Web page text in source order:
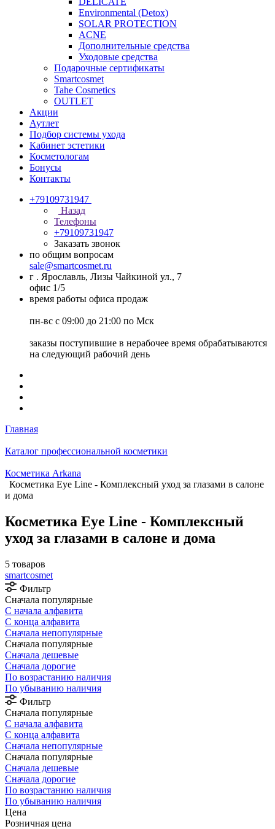
Environmental (Detox)
SOLAR PROTECTION
АCNE
Дополнительные средства
Уходовые средства
Подарочные сертификаты
Smartcosmet
Tahe Cosmetics
OUTLET
Акции
Аутлет
Подбор системы ухода
Кабинет эстетики
Косметологам
Бонусы
Контакты
+79109731947
Назад
Телефоны
+79109731947
Заказать звонок
по общим вопросам
sale@smartcosmet.ru
г . Ярославль, Лизы Чайкиной ул., 7
офис 1/5
время работы офиса продаж
пн-вс с 09:00 до 21:00 по Мск
заказы поступившие в нерабочее время обрабатываются
на следующий рабочий день
Главная
Каталог профессиональной косметики
Косметика Arkana
Косметика Eye Line - Комплексный уход за глазами в салоне
и дома
Косметика Eye Line - Комплексный
уход за глазами в салоне и дома
5 товаров
smartcosmet
Фильтр
Сначала популярные
С начала алфавита
С конца алфавита
Сначала непопулярные
Сначала популярные
Сначала дешевые
Сначала дорогие
По возрастанию наличия
По убыванию наличия
Фильтр
Сначала популярные
С начала алфавита
С конца алфавита
Сначала непопулярные
Сначала популярные
Сначала дешевые
Сначала дорогие
По возрастанию наличия
По убыванию наличия
Цена
Розничная цена